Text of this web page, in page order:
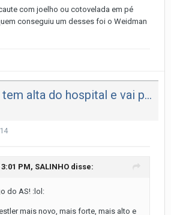
com joelho ou cotovelada em pé
conseguiu um desses foi o Weidman
Anderson Silva tem alta do hospital e vai para casa em Los Angeles
PM, SALINHO disse:
do AS! :lol:
mais novo, mais forte, mais alto e